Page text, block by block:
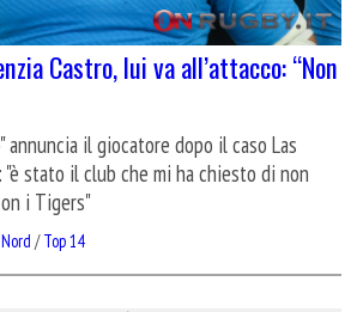
Castro, lui va all’attacco: “Non
il giocatore dopo il caso Las
"è stato il club che mi ha chiesto di non
i Tigers"
/Top 14